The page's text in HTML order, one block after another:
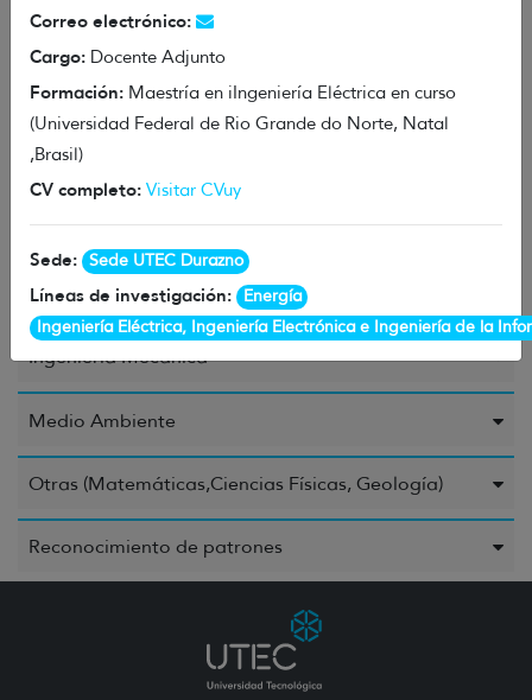
Ciencias de la Salud
Ingeniería Civil o Industrial
Ingeniería Eléctrica, Ingeniería Electrónica e
Ingeniería de la Información
Ingeniería Mecánica
Medio Ambiente
Otras (Matemáticas,Ciencias Físicas, Geología)
Reconocimiento de patrones
Correo electrónico:
Cargo: Docente Adjunto
Formación: Maestría en iIngeniería Eléctrica en curso
(Universidad Federal de Rio Grande do Norte, Natal
,Brasil)
CV completo: Visitar CVuy
Sede: Sede UTEC Durazno
Líneas de investigación:
Energía
Ingeniería Eléctrica, Ingeniería Electrónica e Ingeniería de la